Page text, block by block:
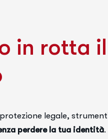
in rotta il
legale,
perdere la tua identità.